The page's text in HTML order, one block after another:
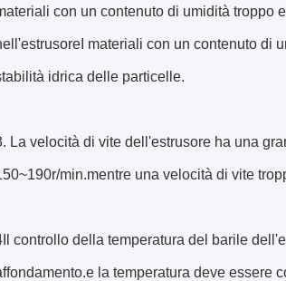
con un contenuto di umidità troppo
materiali con un contenuto di
idrica delle particelle.
La velocità di vite dell'estrusore ha una
min.mentre una velocità di vite
controllo della temperatura del barile
la temperatura deve essere